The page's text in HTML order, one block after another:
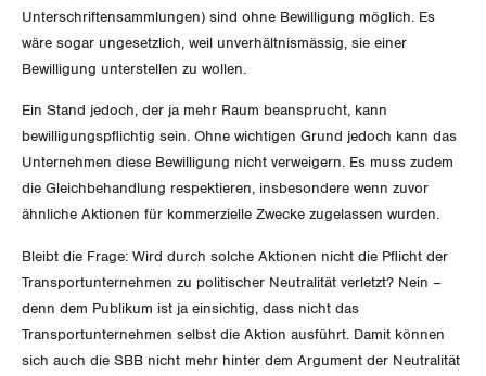
Bestellformular
Präsidialausschuss
Feministische Kommission
Jugendkommission
Queer-Kommission
Rentner:innen-Kommission
ZENTRALSEKRETARIAT
KANTONALE BÜNDE
Aargau
Beide Basel
Freiburg
Genf
Artikel
Dossier
Vernehmlassungen
Bücher/Broschüren
Blog Daniel Lampart
Der Europa-Blog
Unterschriftensammlungen) sind ohne Bewilligung möglich . Es
wäre sogar ungesetzlich, weil unverhältnismässig, sie einer
Bewilligung unterstellen zu wollen.
Ein Stand jedoch, der ja mehr Raum beansprucht, kann
bewilligungspflichtig sein. Ohne wichtigen Grund jedoch kann das
Unternehmen diese Bewilligung nicht verweigern. Es muss zudem
die Gleichbehandlung respektieren, insbesondere wenn zuvor
ähnliche Aktionen für kommerzielle Zwecke zugelassen wurden.
Bleibt die Frage: Wird durch solche Aktionen nicht die Pflicht der
Transportunternehmen zu politischer Neutralität verletzt? Nein –
denn dem Publikum ist ja einsichtig, dass nicht das
Transportunternehmen selbst die Aktion ausführt. Damit können
sich auch die SBB nicht mehr hinter dem Argument der Neutralität